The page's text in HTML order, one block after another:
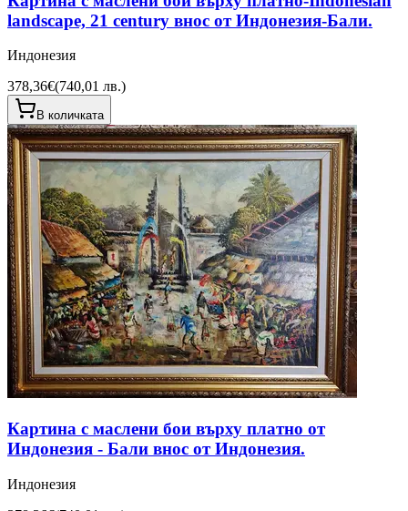
landscape, 21 century внос от Индонезия-Бали.
Индонезия
378,36€(740,01 лв.)
В количката
Картина с маслени бои върху платно от
Индонезия - Бали внос от Индонезия.
Индонезия